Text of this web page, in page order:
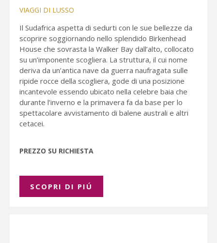
VIAGGI DI LUSSO
Il Sudafrica aspetta di sedurti con le sue bellezze da
scoprire soggiornando nello splendido Birkenhead
House che sovrasta la Walker Bay dall’alto, collocato
su un’imponente scogliera. La struttura, il cui nome
deriva da un’antica nave da guerra naufragata sulle
ripide rocce della scogliera, gode di una posizione
incantevole essendo ubicato nella celebre baia che
durante l’inverno e la primavera fa da base per lo
spettacolare avvistamento di balene australi e altri
cetacei.
PREZZO SU RICHIESTA
SCOPRI DI PIÚ